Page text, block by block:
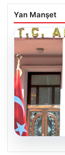
Yan Manşet
06.08.2026